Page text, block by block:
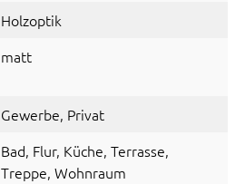
Holzoptik
matt
Gewerbe, Privat
Bad, Flur, Küche, Terrasse,
Treppe, Wohnraum